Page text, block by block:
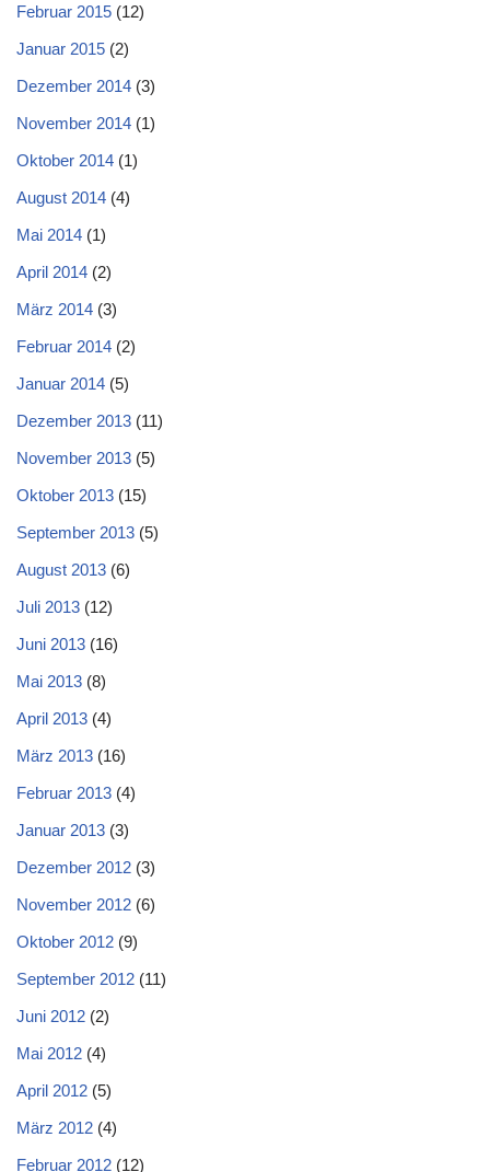
Februar 2015 (12)
Januar 2015 (2)
Dezember 2014 (3)
November 2014 (1)
Oktober 2014 (1)
August 2014 (4)
Mai 2014 (1)
April 2014 (2)
März 2014 (3)
Februar 2014 (2)
Januar 2014 (5)
Dezember 2013 (11)
November 2013 (5)
Oktober 2013 (15)
September 2013 (5)
August 2013 (6)
Juli 2013 (12)
Juni 2013 (16)
Mai 2013 (8)
April 2013 (4)
März 2013 (16)
Februar 2013 (4)
Januar 2013 (3)
Dezember 2012 (3)
November 2012 (6)
Oktober 2012 (9)
September 2012 (11)
Juni 2012 (2)
Mai 2012 (4)
April 2012 (5)
März 2012 (4)
Februar 2012 (12)